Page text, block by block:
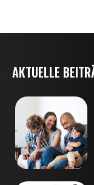
AKTUELLE